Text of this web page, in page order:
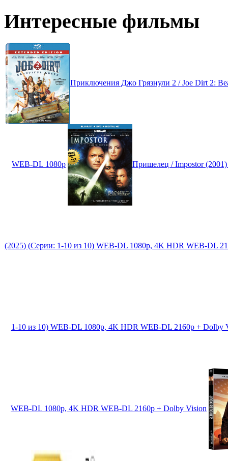
Интересные фильмы
Приключения Джо Грязнули 2 / Joe Dirt 2:
WEB-DL 1080p Пришелец / Impostor
(2025) (Серии: 1-10 из 10) WEB-DL 1080p, 4K HDR WEB-DL
1-10 из 10) WEB-DL 1080p, 4K HDR WEB-DL 2160p + Dolby
WEB-DL 1080p, 4K HDR WEB-DL 2160p + Dolby Vision